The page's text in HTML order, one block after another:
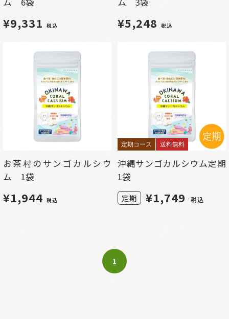
¥9,331 税込 ¥5,248 税込
お茶村のサンゴカルシウ
ム 1袋
¥1,944 税込
定期コース 送料無料
沖縄サンゴカルシウム定期
1袋
定期 ¥1,749 税込
1